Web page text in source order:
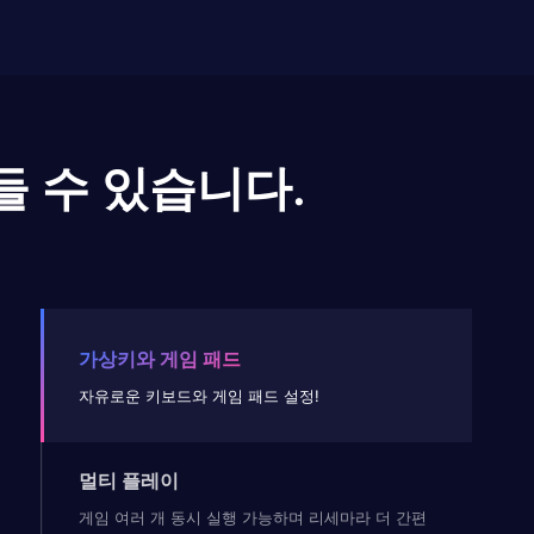
수 있습니다.
가상키와 게임 패드
자유로운 키보드와 게임 패드 설정!
멀티 플레이
게임 여러 개 동시 실행 가능하며 리세마라 더 간편